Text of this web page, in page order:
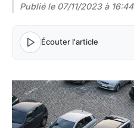
Publié le 07/11/2023 à 16:44
Écouter l'article